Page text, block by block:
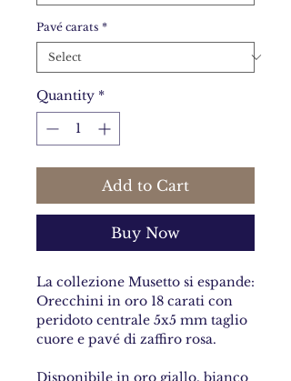
Pavé carats *
Quantity *
Add to Cart
Buy Now
La collezione Musetto si espande:
Orecchini in oro 18 carati con
peridoto centrale 5x5 mm taglio
cuore e pavé di zaffiro rosa.
Disponibile in oro giallo, bianco